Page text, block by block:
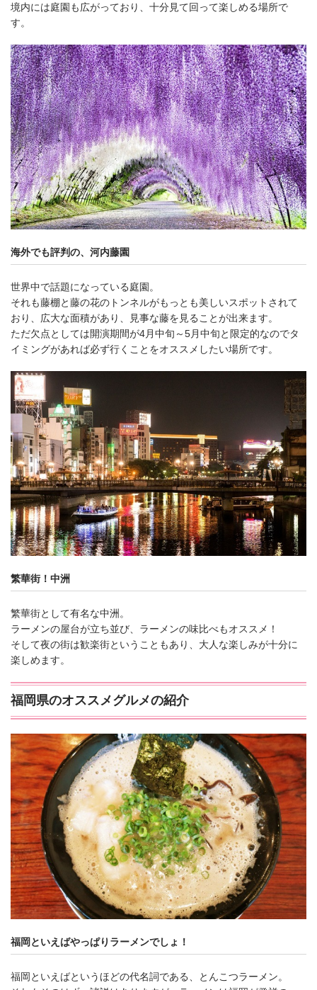
境内には庭園も広がっており、十分見て回って楽しめる場所で
す。
海外でも評判の、河内藤園
世界中で話題になっている庭園。
それも藤棚と藤の花のトンネルがもっとも美しいスポットされて
おり、広大な面積があり、見事な藤を見ることが出来ます。
ただ欠点としては開演期間が4月中旬～5月中旬と限定的なのでタ
イミングがあれば必ず行くことをオススメしたい場所です。
繁華街！中洲
繁華街として有名な中洲。
ラーメンの屋台が立ち並び、ラーメンの味比べもオススメ！
そして夜の街は歓楽街ということもあり、大人な楽しみが十分に
楽しめます。
福岡県のオススメグルメの紹介
福岡といえばやっぱりラーメンでしょ！
福岡といえばというほどの代名詞である、とんこつラーメン。